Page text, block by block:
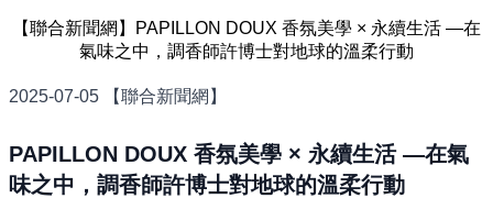
【聯合新聞網】PAPILLON DOUX 香氛美學 × 永續生活 —在
氣味之中，調香師許博士對地球的溫柔行動
2025-07-05 【聯合新聞網】
PAPILLON DOUX 香氛美學 × 永續生活 —在氣
味之中，調香師許博士對地球的溫柔行動